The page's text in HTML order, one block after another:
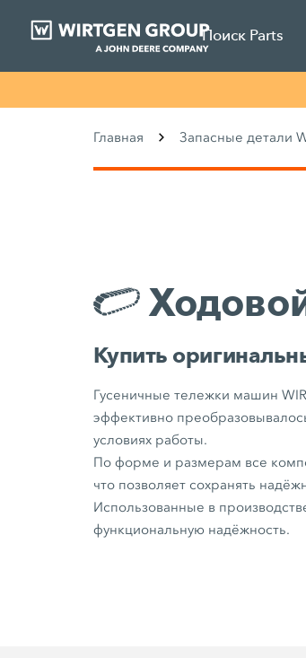
Поиск Parts
Главная Запасные детали
Купить
Гусеничные тележки машин
эффективно
условиях работы.
По форме и размерам все
что позволяет сохранять
Использованные в
функциональную надёжность.